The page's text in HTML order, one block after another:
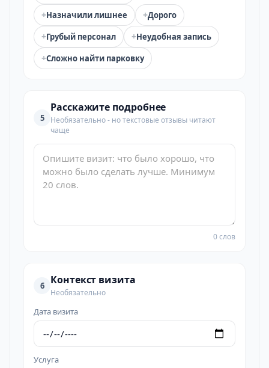
+Назначили лишнее +Дорого
+Грубый персонал +Неудобная запись
+Сложно найти парковку
5
Расскажите подробнее
Необязательно - но текстовые отзывы читают
чаще
0 слов
6 Контекст визита
Необязательно
Дата визита
Услуга